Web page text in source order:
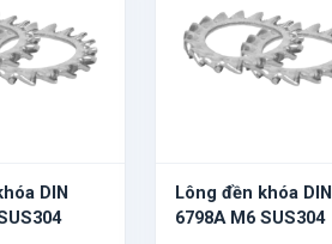
DIN
Lông đền khóa DIN
6798A M6 SUS304